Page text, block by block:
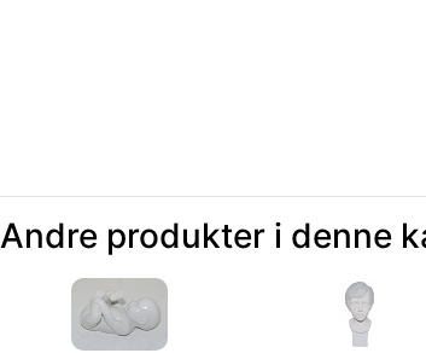
Andre produkter i denne